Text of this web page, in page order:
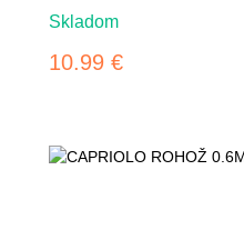
Skladom
10.99 €